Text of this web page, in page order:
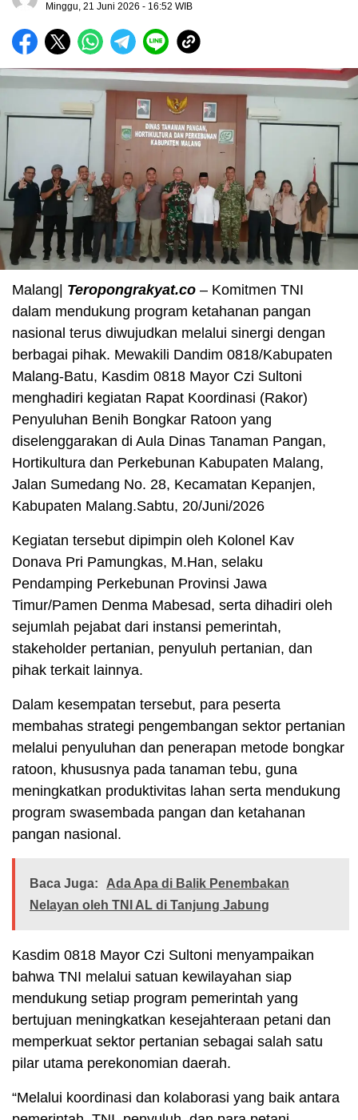
Minggu, 21 Juni 2026 - 16:52 WIB
Malang| Teropongrakyat.co – Komitmen TNI
dalam mendukung program ketahanan pangan
nasional terus diwujudkan melalui sinergi dengan
berbagai pihak. Mewakili Dandim 0818/Kabupaten
Malang-Batu, Kasdim 0818 Mayor Czi Sultoni
menghadiri kegiatan Rapat Koordinasi (Rakor)
Penyuluhan Benih Bongkar Ratoon yang
diselenggarakan di Aula Dinas Tanaman Pangan,
Hortikultura dan Perkebunan Kabupaten Malang,
Jalan Sumedang No. 28, Kecamatan Kepanjen,
Kabupaten Malang.Sabtu, 20/Juni/2026
Kegiatan tersebut dipimpin oleh Kolonel Kav
Donava Pri Pamungkas, M.Han, selaku
Pendamping Perkebunan Provinsi Jawa
Timur/Pamen Denma Mabesad, serta dihadiri oleh
sejumlah pejabat dari instansi pemerintah,
stakeholder pertanian, penyuluh pertanian, dan
pihak terkait lainnya.
Dalam kesempatan tersebut, para peserta
membahas strategi pengembangan sektor pertanian
melalui penyuluhan dan penerapan metode bongkar
ratoon, khususnya pada tanaman tebu, guna
meningkatkan produktivitas lahan serta mendukung
program swasembada pangan dan ketahanan
pangan nasional.
Baca Juga:
Ada Apa di Balik Penembakan
Nelayan oleh TNI AL di Tanjung Jabung
Kasdim 0818 Mayor Czi Sultoni menyampaikan
bahwa TNI melalui satuan kewilayahan siap
mendukung setiap program pemerintah yang
bertujuan meningkatkan kesejahteraan petani dan
memperkuat sektor pertanian sebagai salah satu
pilar utama perekonomian daerah.
“Melalui koordinasi dan kolaborasi yang baik antara